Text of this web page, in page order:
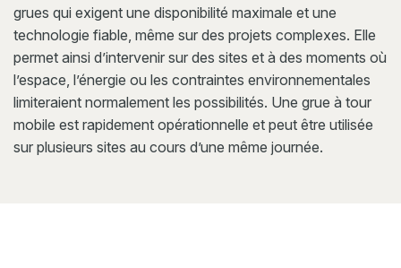
grues qui exigent une disponibilité maximale et une
technologie fiable, même sur des projets complexes. Elle
permet ainsi d’intervenir sur des sites et à des moments où
l’espace, l’énergie ou les contraintes environnementales
limiteraient normalement les possibilités. Une grue à tour
mobile est rapidement opérationnelle et peut être utilisée
sur plusieurs sites au cours d’une même journée.